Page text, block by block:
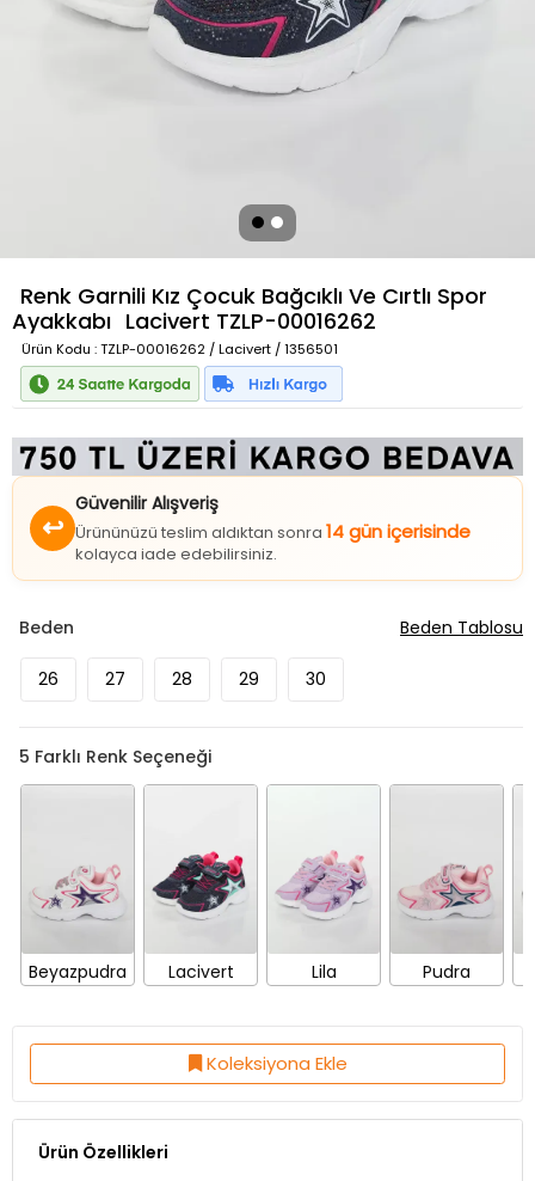
Renk Garnili Kız Çocuk Bağcıklı Ve Cırtlı Spor
Ayakkabı Lacivert TZLP-00016262
Ürün Kodu : TZLP-00016262 / Lacivert / 1356501
↩
Güvenilir Alışveriş
Ürününüzü teslim aldıktan sonra 14 gün içerisinde
kolayca iade edebilirsiniz.
Beden
26 27 28 29 30
Beden Tablosu
5 Farklı Renk Seçeneği
Beyazpudra Lacivert Lila Pudra
Koleksiyona Ekle
Ürün Özellikleri